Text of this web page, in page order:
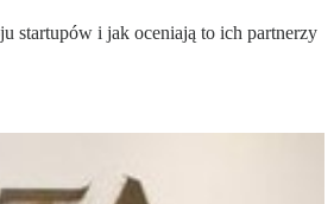
startupów i jak oceniają to ich partnerzy